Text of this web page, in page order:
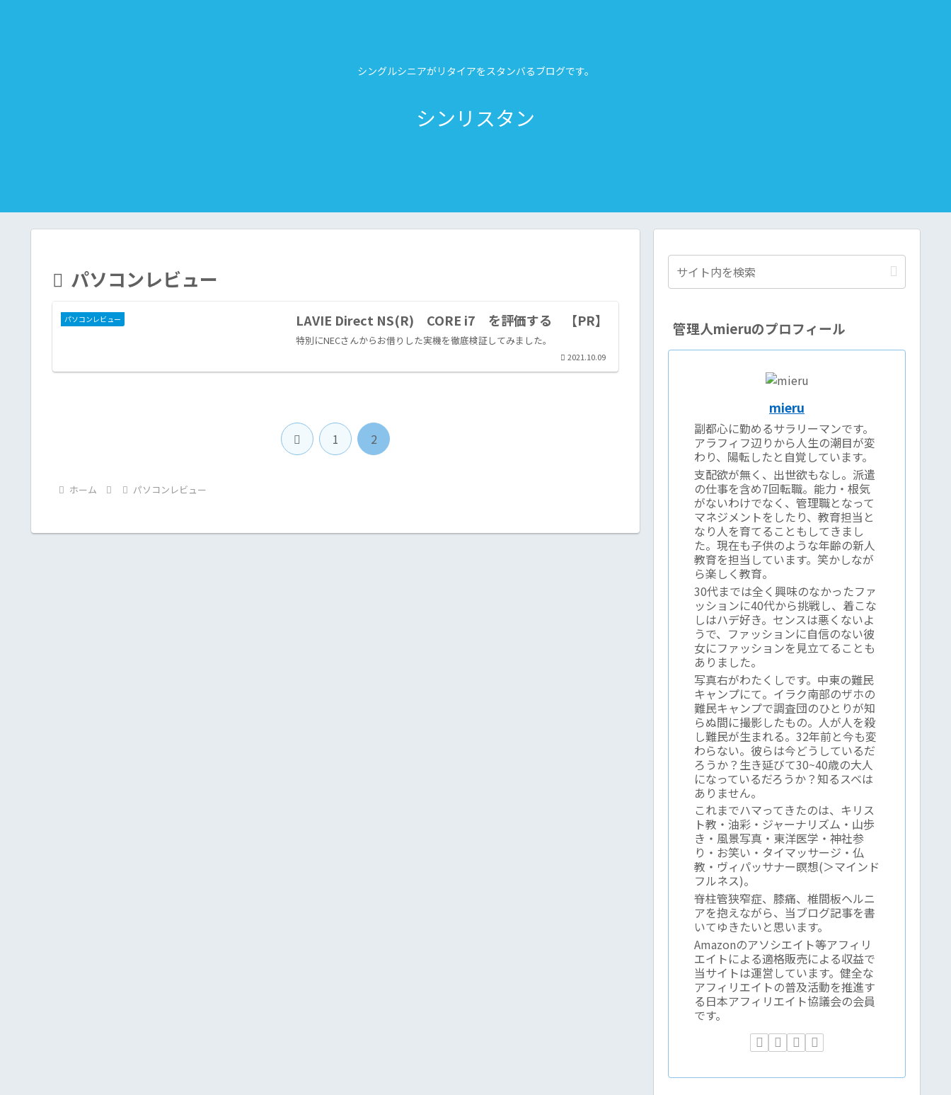
シングルシニアがリタイアをスタンバるブログです。
シンリスタン
パソコンレビュー
パソコンレビュー LAVIE Direct NS(R) CORE i7 を評価する 【PR】
特別にNECさんからお借りした実機を徹底検証してみました。
2021.10.09
前
1 2
ホーム パソコンレビュー
管理人mieruのプロフィール
mieru
副都心に勤めるサラリーマンです。
アラフィフ辺りから人生の潮目が変
わり、陽転したと自覚しています。
支配欲が無く、出世欲もなし。派遣
の仕事を含め7回転職。能力・根気
がないわけでなく、管理職となって
マネジメントをしたり、教育担当と
なり人を育てることもしてきまし
た。現在も子供のような年齢の新人
教育を担当しています。笑かしなが
ら楽しく教育。
30代までは全く興味のなかったファ
ッションに40代から挑戦し、着こな
しはハデ好き。センスは悪くないよ
うで、ファッションに自信のない彼
女にファッションを見立てることも
ありました。
写真右がわたくしです。中東の難民
キャンプにて。イラク南部のザホの
難民キャンプで調査団のひとりが知
らぬ間に撮影したもの。人が人を殺
し難民が生まれる。32年前と今も変
わらない。彼らは今どうしているだ
ろうか？生き延びて30~40歳の大人
になっているだろうか？知るスベは
ありません。
これまでハマってきたのは、キリス
ト教・油彩・ジャーナリズム・山歩
き・風景写真・東洋医学・神社参
り・お笑い・タイマッサージ・仏
教・ヴィパッサナー瞑想(＞マインド
フルネス)。
脊柱管狭窄症、膝痛、椎間板ヘルニ
アを抱えながら、当ブログ記事を書
いてゆきたいと思います。
Amazonのアソシエイト等アフィリ
エイトによる適格販売による収益で
当サイトは運営しています。健全な
アフィリエイトの普及活動を推進す
る日本アフィリエイト協議会の会員
です。